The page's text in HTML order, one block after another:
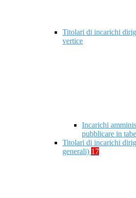
Titolari di incarichi
vertice
Incarichi
pubblicare in
Titolari di incarichi
generali) 17